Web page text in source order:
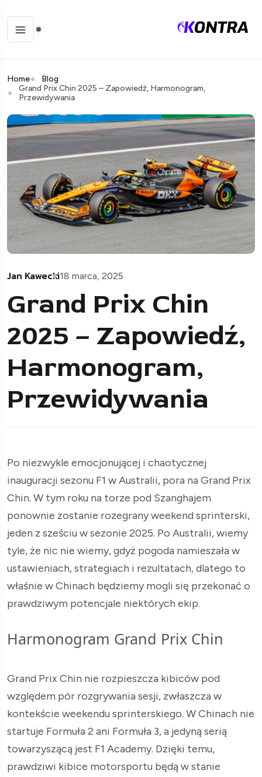
Home
Blog
Grand Prix Chin 2025 – Zapowiedź, Harmonogram,
Przewidywania
Jan Kawecki18 marca, 2025
Grand Prix Chin
2025 – Zapowiedź,
Harmonogram,
Przewidywania
Po niezwykle emocjonującej i chaotycznej
inauguracji sezonu F1 w Australii, pora na Grand Prix
Chin. W tym roku na torze pod Szanghajem
ponownie zostanie rozegrany weekend sprinterski,
jeden z sześciu w sezonie 2025. Po Australii, wiemy
tyle, że nic nie wiemy, gdyż pogoda namieszała w
ustawieniach, strategiach i rezultatach, dlatego to
właśnie w Chinach będziemy mogli się przekonać o
prawdziwym potencjale niektórych ekip.
Harmonogram Grand Prix Chin
Grand Prix Chin nie rozpieszcza kibiców pod
względem pór rozgrywania sesji, zwłaszcza w
kontekście weekendu sprinterskiego. W Chinach nie
startuje Formuła 2 ani Formuła 3, a jedyną serią
towarzyszącą jest F1 Academy. Dzięki temu,
prawdziwi kibice motorsportu będą w stanie